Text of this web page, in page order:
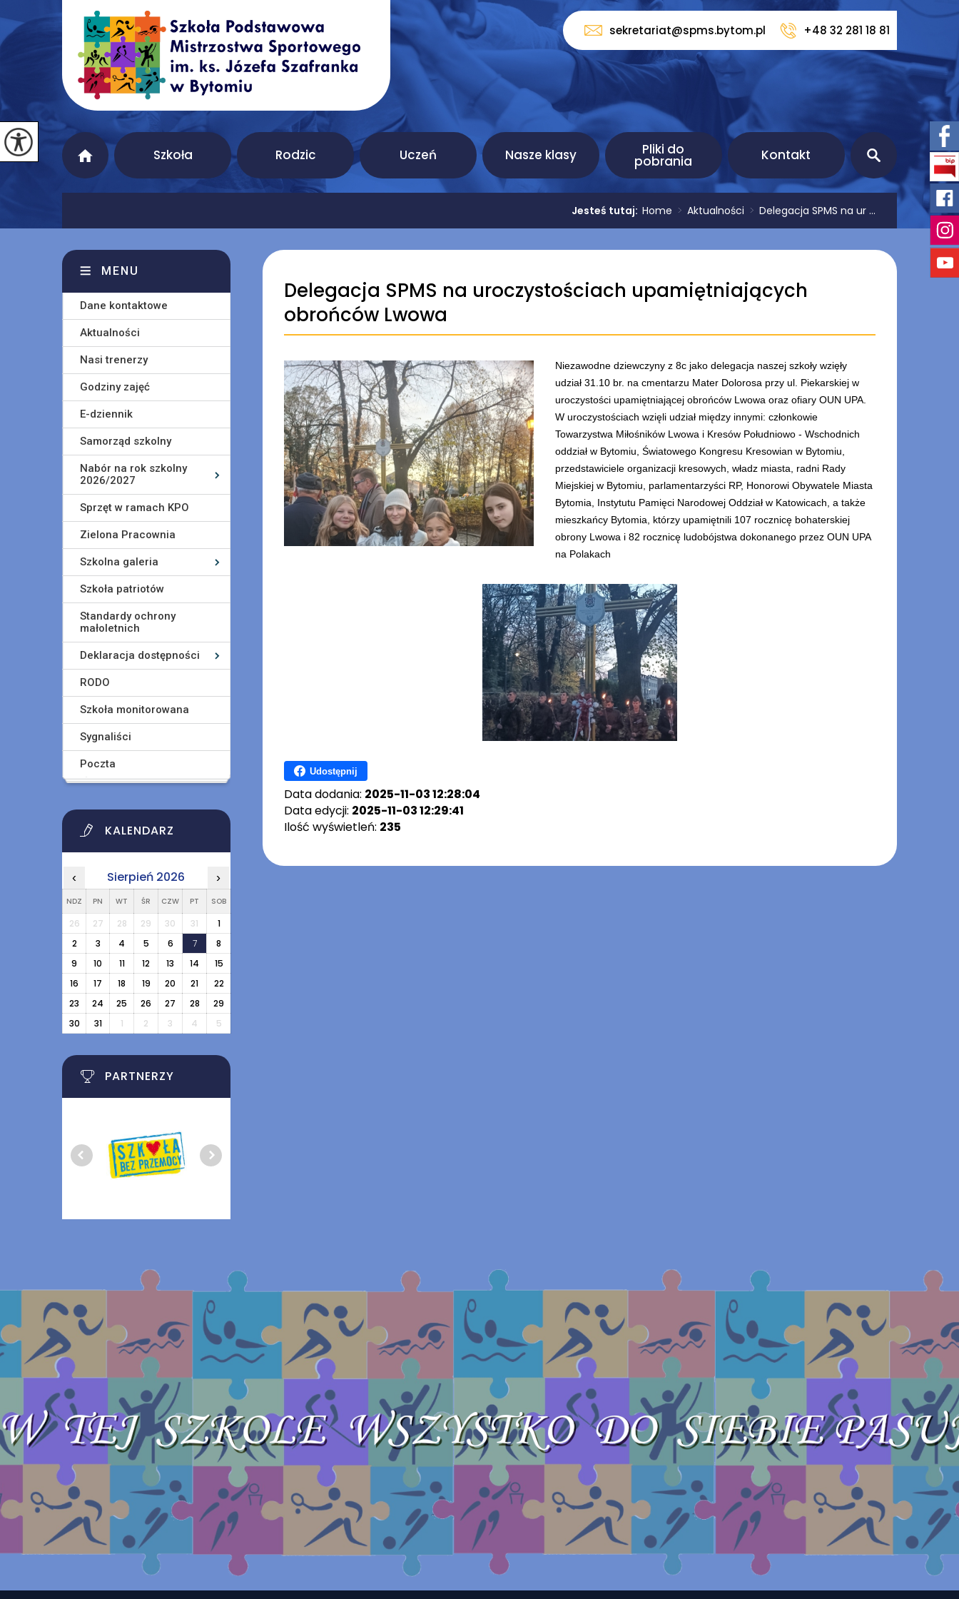
sekretariat@spms.bytom.pl +48 32 281 18 81
Szkoła Rodzic Uczeń Nasze klasy Pliki do
pobrania Kontakt
Jesteś tutaj: Home > Aktualności > Delegacja SPMS na ur ...
Delegacja SPMS na uroczystościach upamiętniających
obrońców Lwowa
Niezawodne dziewczyny z 8c jako delegacja naszej szkoły wzięły
udział 31.10 br. na cmentarzu Mater Dolorosa przy ul. Piekarskiej w
uroczystości upamiętniającej obrońców Lwowa oraz ofiary OUN UPA.
W uroczystościach wzięli udział między innymi: członkowie
Towarzystwa Miłośników Lwowa i Kresów Południowo - Wschodnich
oddział w Bytomiu, Światowego Kongresu Kresowian w Bytomiu,
przedstawiciele organizacji kresowych, władz miasta, radni Rady
Miejskiej w Bytomiu, parlamentarzyści RP, Honorowi Obywatele Miasta
Bytomia, Instytutu Pamięci Narodowej Oddział w Katowicach, a także
mieszkańcy Bytomia, którzy upamiętnili 107 rocznicę bohaterskiej
obrony Lwowa i 82 rocznicę ludobójstwa dokonanego przez OUN UPA
na Polakach
Udostępnij
Data dodania: 2025-11-03 12:28:04
Data edycji: 2025-11-03 12:29:41
Ilość wyświetleń: 235
MENU
Dane kontaktowe
Aktualności
Nasi trenerzy
Godziny zajęć
E-dziennik
Samorząd szkolny
Nabór na rok szkolny
2026/2027
Sprzęt w ramach KPO
Zielona Pracownia
Szkolna galeria
Szkoła patriotów
Standardy ochrony
małoletnich
Deklaracja dostępności
RODO
Szkoła monitorowana
Sygnaliści
Poczta
KALENDARZ
‹ Sierpień 2026 ›
NDZ PN WT ŚR CZW PT SOB
26 27 28 29 30 31
1
2
3 4 5 6 7
8
9
10 11 12 13 14
15
16
17 18 19 20 21
22
23
24 25 26 27 28
29
30
31 1 2 3 4 5
PARTNERZY